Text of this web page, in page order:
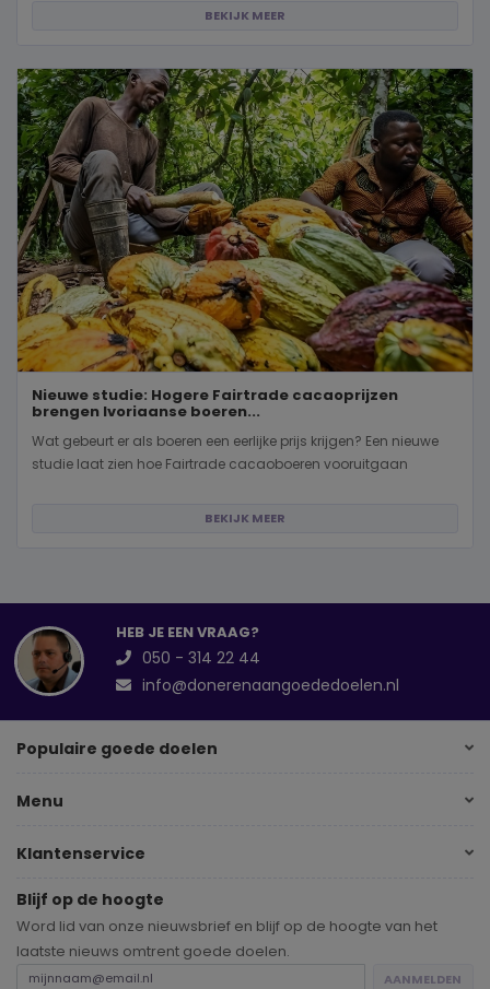
BEKIJK MEER
Nieuwe studie: Hogere Fairtrade cacaoprijzen
brengen Ivoriaanse boeren...
Wat gebeurt er als boeren een eerlijke prijs krijgen? Een nieuwe
studie laat zien hoe Fairtrade cacaoboeren vooruitgaan
BEKIJK MEER
HEB JE EEN VRAAG?
050 - 314 22 44
info@donerenaangoededoelen.nl
Populaire goede doelen
Menu
Klantenservice
Blijf op de hoogte
Word lid van onze nieuwsbrief en blijf op de hoogte van het
laatste nieuws omtrent goede doelen.
AANMELDEN